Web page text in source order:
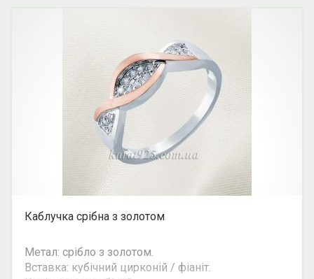
Каблучка срібна з золотом
Метал: срібло з золотом.
Вставка: кубічний цирконій / фіаніт.